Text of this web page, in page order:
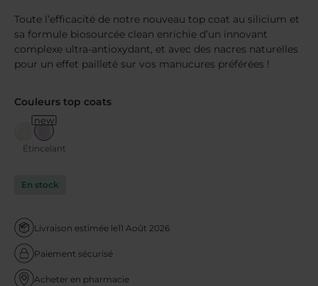
Toute l’efficacité de notre nouveau top coat au silicium et
sa formule biosourcée clean enrichie d’un innovant
complexe ultra-antioxydant, et avec des nacres naturelles
pour un effet pailleté sur vos manucures préférées !
Couleurs top coats
Étincelant
new
En stock
Livraison estimée le11 Août 2026
Paiement sécurisé
Acheter en pharmacie